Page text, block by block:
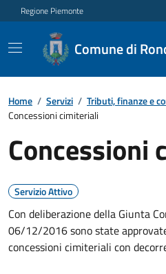
Regione Piemonte
Comune di
Home / Servizi / Tributi, finanze e
Concessioni cimiteriali
Concessioni
Servizio Attivo
Con deliberazione della Giunta
06/12/2016 sono state
concessioni cimiteriali con